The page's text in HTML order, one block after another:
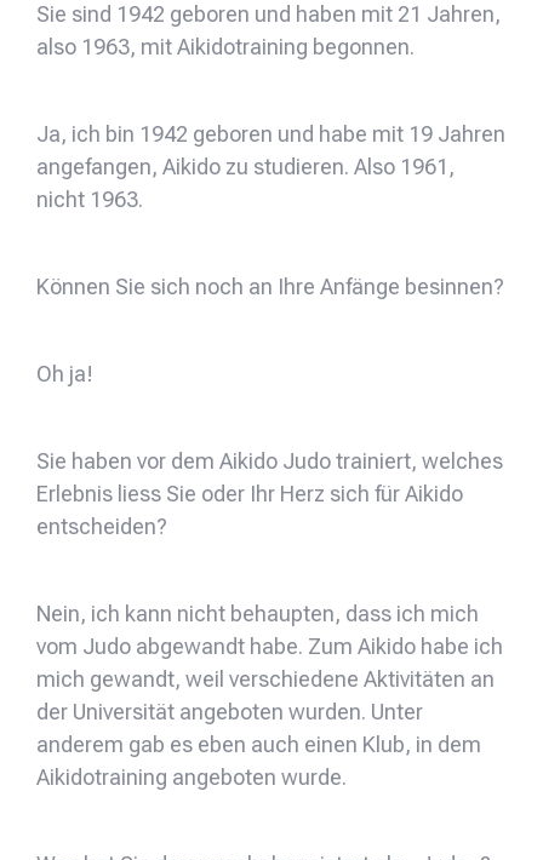
Sie sind 1942 geboren und haben mit 21 Jahren,
also 1963, mit Aikidotraining begonnen.
Ja, ich bin 1942 geboren und habe mit 19 Jahren
angefangen, Aikido zu studieren. Also 1961,
nicht 1963.
Können Sie sich noch an Ihre Anfänge besinnen?
Oh ja!
Sie haben vor dem Aikido Judo trainiert, welches
Erlebnis liess Sie oder Ihr Herz sich für Aikido
entscheiden?
Nein, ich kann nicht behaupten, dass ich mich
vom Judo abgewandt habe. Zum Aikido habe ich
mich gewandt, weil verschiedene Aktivitäten an
der Universität angeboten wurden. Unter
anderem gab es eben auch einen Klub, in dem
Aikidotraining angeboten wurde.